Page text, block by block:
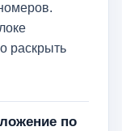
раскрыть
по